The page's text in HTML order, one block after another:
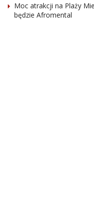
Moc atrakcji na Plaży
będzie Afromental